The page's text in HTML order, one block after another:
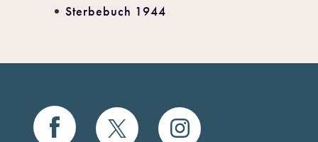
Sterbebuch 1944